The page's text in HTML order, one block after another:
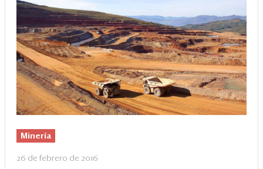
Minería
26 de febrero de 2016